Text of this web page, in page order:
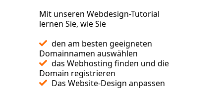
Mit unseren Webdesign-Tutorial
lernen Sie, wie Sie
den am besten geeigneten
Domainnamen auswählen
das Webhosting finden und die
Domain registrieren
Das Website-Design anpassen